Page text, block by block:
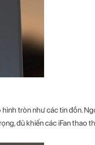
tròn như các tin đồn.
đủ khiến các iFan thao